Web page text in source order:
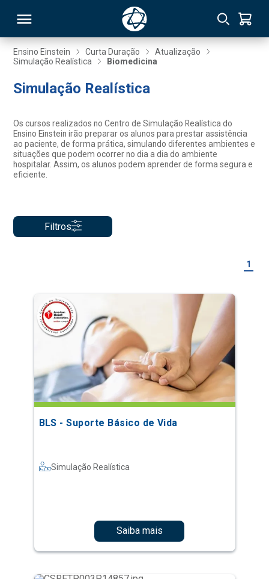
Ensino Einstein Curta Duração
Atualização
Simulação Realística
Biomedicina
Simulação Realística
Os cursos realizados no Centro de Simulação Realística do
Ensino Einstein irão preparar os alunos para prestar assistência
ao paciente, de forma prática, simulando diferentes ambientes e
situações que podem ocorrer no dia a dia do ambiente
hospitalar. Assim, os alunos podem aprender de forma segura e
eficiente.
Filtros
1
BLS - Suporte Básico de Vida
Simulação Realística
Saiba mais